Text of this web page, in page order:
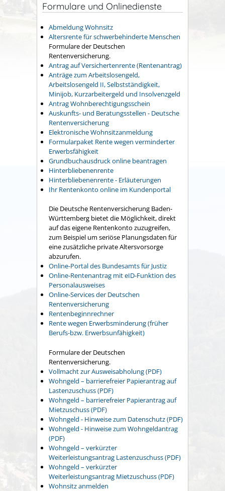
Formulare und Onlinedienste
Abmeldung Wohnsitz
Altersrente für schwerbehinderte Menschen
Formulare der Deutschen
Rentenversicherung.
Antrag auf Versichertenrente (Rentenantrag)
Anträge zum Arbeitslosengeld,
Arbeitslosengeld II, Selbstständigkeit,
Minijob, Kurzarbeitergeld und Insolvenzgeld
Antrag Wohnberechtigungsschein
Auskunfts- und Beratungsstellen - Deutsche
Rentenversicherung
Elektronische Wohnsitzanmeldung
Formularpaket Rente wegen verminderter
Erwerbsfähigkeit
Grundbuchausdruck online beantragen
Hinterbliebenenrente
Hinterbliebenenrente - Erläuterungen
Ihr Rentenkonto online im Kundenportal
Die Deutsche Rentenversicherung Baden-
Württemberg bietet die Möglichkeit, direkt
auf das eigene Rentenkonto zuzugreifen,
zum Beispiel um seriöse Planungsdaten für
eine zusätzliche private Altersvorsorge
abzurufen.
Online-Portal des Bundesamts für Justiz
Online-Rentenantrag mit eID-Funktion des
Personalausweises
Online-Services der Deutschen
Rentenversicherung
Rentenbeginnrechner
Rente wegen Erwerbsminderung (früher
Berufs-bzw. Erwerbsunfähigkeit)
Formulare der Deutschen
Rentenversicherung.
Vollmacht zur Ausweisabholung (PDF)
Wohngeld – barrierefreier Papierantrag auf
Lastenzuschuss (PDF)
Wohngeld – barrierefreier Papierantrag auf
Mietzuschuss (PDF)
Wohngeld - Hinweise zum Datenschutz (PDF)
Wohngeld - Hinweise zum Wohngeldantrag
(PDF)
Wohngeld – verkürzter
Weiterleistungsantrag Lastenzuschuss (PDF)
Wohngeld – verkürzter
Weiterleistungsantrag Mietzuschuss (PDF)
Wohnsitz anmelden